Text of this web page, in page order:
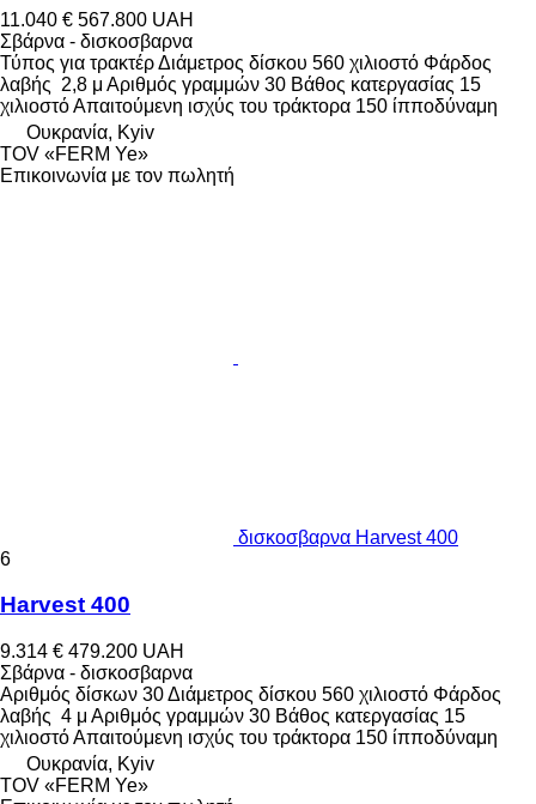
11.040 € 567.800 UAH
Σβάρνα - δισκοσβαρνα
Τύπος για τρακτέρΔιάμετρος δίσκου 560 χιλιοστό Φάρδος
λαβής 2,8 μ Αριθμός γραμμών 30 Βάθος κατεργασίας 15
χιλιοστόΑπαιτούμενη ισχύς του τράκτορα 150 ίπποδύναμη
Ουκρανία, Kyiv
TOV «FERM Ye»
Επικοινωνία με τον πωλητή
δισκοσβαρνα Harvest 400
6
Harvest 400
9.314 € 479.200 UAH
Σβάρνα - δισκοσβαρνα
Αριθμός δίσκων 30Διάμετρος δίσκου 560 χιλιοστό Φάρδος
λαβής 4 μ Αριθμός γραμμών 30 Βάθος κατεργασίας 15
χιλιοστόΑπαιτούμενη ισχύς του τράκτορα 150 ίπποδύναμη
Ουκρανία, Kyiv
TOV «FERM Ye»